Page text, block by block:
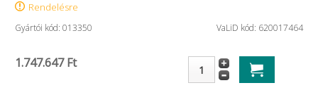
Rendelésre
Gyártói kód: 013350 VaLiD kód: 620017464
1.747.647 Ft